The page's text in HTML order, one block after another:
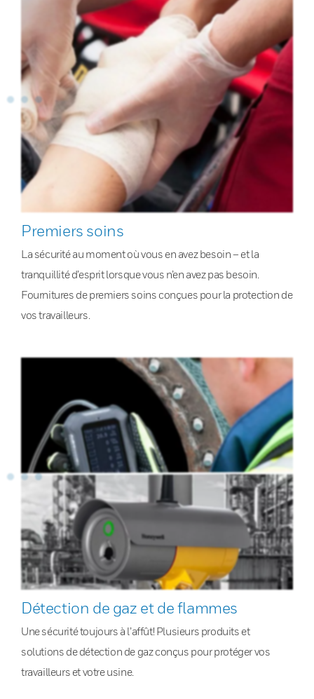
Premiers soins
La sécurité au moment où vous en avez besoin – et la
tranquillité d’esprit lorsque vous n’en avez pas besoin.
Fournitures de premiers soins conçues pour la protection de
vos travailleurs.
Détection de gaz et de flammes
Une sécurité toujours à l’affût! Plusieurs produits et
solutions de détection de gaz conçus pour protéger vos
travailleurs et votre usine.